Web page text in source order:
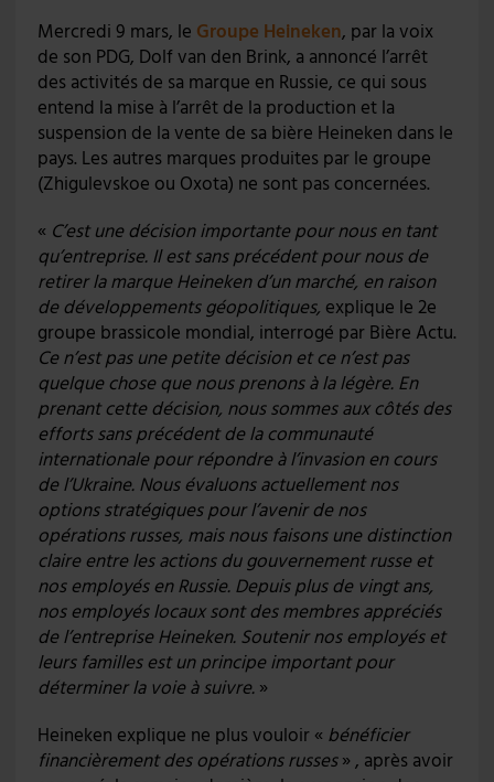
Mercredi 9 mars, le Groupe Heineken, par la voix
de son PDG, Dolf van den Brink, a annoncé l’arrêt
des activités de sa marque en Russie, ce qui sous
entend la mise à l’arrêt de la production et la
suspension de la vente de sa bière Heineken dans le
pays. Les autres marques produites par le groupe
(Zhigulevskoe ou Oxota) ne sont pas concernées.
« C’est une décision importante pour nous en tant
qu’entreprise. Il est sans précédent pour nous de
retirer la marque Heineken d’un marché, en raison
de développements géopolitiques, explique le 2e
groupe brassicole mondial, interrogé par Bière Actu.
Ce n’est pas une petite décision et ce n’est pas
quelque chose que nous prenons à la légère. En
prenant cette décision, nous sommes aux côtés des
efforts sans précédent de la communauté
internationale pour répondre à l’invasion en cours
de l’Ukraine. Nous évaluons actuellement nos
options stratégiques pour l’avenir de nos
opérations russes, mais nous faisons une distinction
claire entre les actions du gouvernement russe et
nos employés en Russie. Depuis plus de vingt ans,
nos employés locaux sont des membres appréciés
de l’entreprise Heineken. Soutenir nos employés et
leurs familles est un principe important pour
déterminer la voie à suivre.»
Heineken explique ne plus vouloir « bénéficier
financièrement des opérations russes» , après avoir